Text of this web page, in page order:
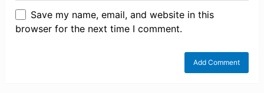
Save my name, email, and website in this
browser for the next time I comment.